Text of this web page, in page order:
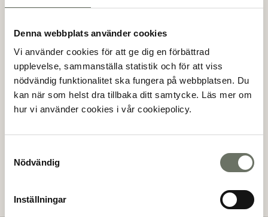
Denna webbplats använder cookies
Vi använder cookies för att ge dig en förbättrad
upplevelse, sammanställa statistik och för att viss
nödvändig funktionalitet ska fungera på webbplatsen. Du
kan när som helst dra tillbaka ditt samtycke. Läs mer om
hur vi använder cookies i vår cookiepolicy.
Nödvändig
Inställningar
Spelhagen, Södermanland
SPELHAGEN
Lägenheter
Planeringsfas